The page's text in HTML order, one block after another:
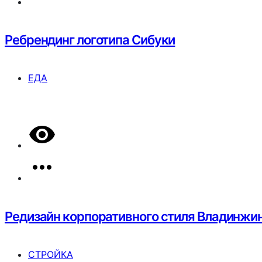
Ребрендинг логотипа Сибуки
ЕДА
Редизайн корпоративного стиля
СТРОЙКА